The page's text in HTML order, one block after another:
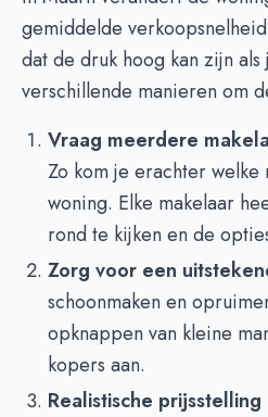
gemiddelde
dat de druk hoog kan zijn
verschillende manieren om
Vraag meerdere
Zo kom je erachter
woning. Elke makelaar
rond te kijken en de
Zorg voor een
schoonmaken en
opknappen van kleine
kopers aan.
Realistische prijsstelling